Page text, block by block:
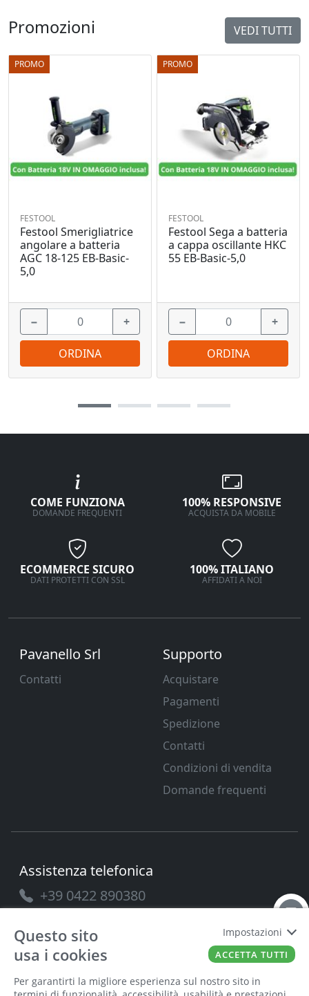
Promozioni VEDI TUTTI
PROMO
FESTOOL
Festool Smerigliatrice
angolare a batteria
AGC 18-125 EB-Basic-
5,0
− +
ORDINA
PROMO
FESTOOL
Festool Sega a batteria
a cappa oscillante HKC
55 EB-Basic-5,0
− +
ORDINA
COME FUNZIONA
DOMANDE FREQUENTI
100% RESPONSIVE
ACQUISTA DA MOBILE
ECOMMERCE SICURO
DATI PROTETTI CON SSL
100% ITALIANO
AFFIDATI A NOI
Pavanello Srl
Contatti
Supporto
Acquistare
Pagamenti
Spedizione
Contatti
Condizioni di vendita
Domande frequenti
Assistenza telefonica
+39 0422 890380
Questo sito
usa i cookies
Per garantirti la migliore esperienza sul nostro sito in
Impostazioni
ACCETTA TUTTI